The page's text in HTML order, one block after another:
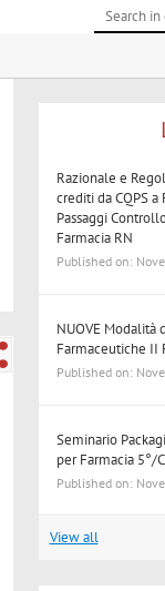
Razionale e
crediti da CQPS a
Passaggi
Farmacia RN
Published on:
NUOVE Modalità
Farmaceutiche II
Published on:
Seminario
per Farmacia 5°/
Published on:
View all